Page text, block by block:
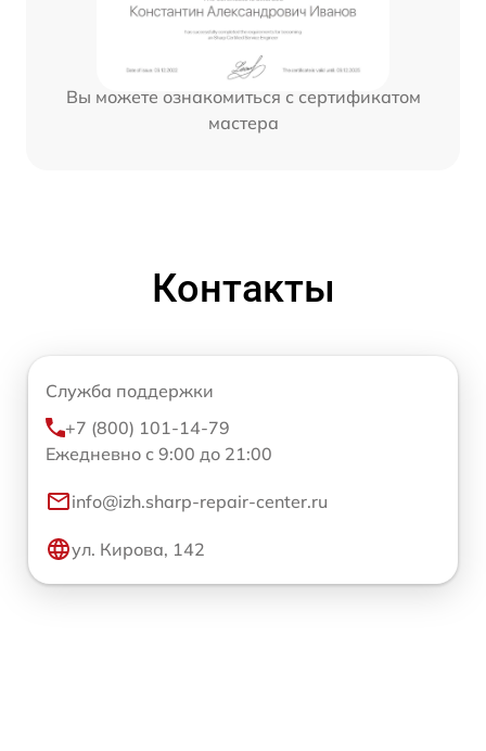
Вы можете ознакомиться с сертификатом
мастера
Контакты
Служба поддержки
+7 (800) 101-14-79
Ежедневно с 9:00 до 21:00
info@izh.sharp-repair-center.ru
ул. Кирова, 142